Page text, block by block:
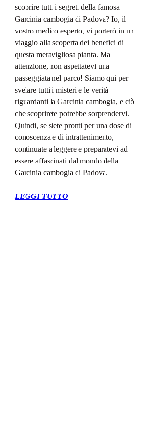
scoprire tutti i segreti della famosa
Garcinia cambogia di Padova? Io, il
vostro medico esperto, vi porterò in un
viaggio alla scoperta dei benefici di
questa meravigliosa pianta. Ma
attenzione, non aspettatevi una
passeggiata nel parco! Siamo qui per
svelare tutti i misteri e le verità
riguardanti la Garcinia cambogia, e ciò
che scoprirete potrebbe sorprendervi.
Quindi, se siete pronti per una dose di
conoscenza e di intrattenimento,
continuate a leggere e preparatevi ad
essere affascinati dal mondo della
Garcinia cambogia di Padova.
LEGGI TUTTO